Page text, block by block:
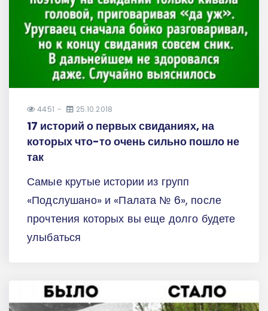
4451 25.10.2018
17 историй о первых свиданиях, на
которых что-то очень сильно пошло не
так
Самые крутые истории из групп
«Подслушано» и «Палата № 6», после
прочтения которых вы еще долго будете
улыбаться